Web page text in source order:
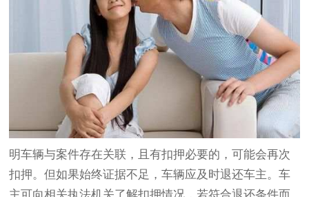
明车辆与案件存在关联，且有扣押必要的，可能会再次
扣押。但如果始终证据不足，车辆应及时退还车主。车